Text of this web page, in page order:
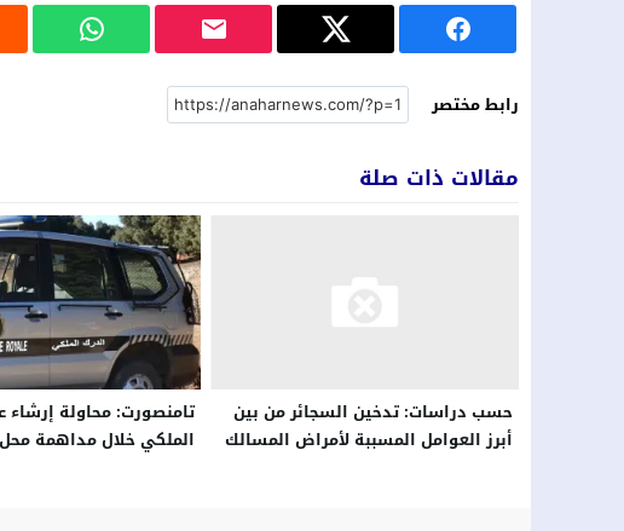
رابط مختصر
مقالات ذات صلة
حسب دراسات: تدخين السجائر من بين
أبرز العوامل المسببة لأمراض المسالك
تامنصورت: محاولة إرشاء
الملكي خلال مداهمة